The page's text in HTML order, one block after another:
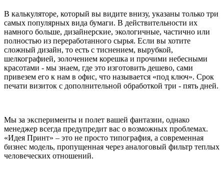
В калькуляторе, который вы видите внизу, указаны только три
самых популярных вида бумаги. В действительности их
намного больше, дизайнерские, экологичные, частично или
полностью из переработанного сырья. Если вы хотите
сложный дизайн, то есть с тиснением, вырубкой,
шелкографией, золочением корешка и прочими небесными
красотами - мы знаем, где это изготовить дешево, сами
привезем его к нам в офис, что называется «под ключ». Срок
печати визиток с дополнительной обработкой три - пять дней.
Мы за эксперименты и полет вашей фантазии, однако
менеджер всегда предупредит вас о возможных проблемах.
«Идея Принт» – это не просто типография, а современная
бизнес модель, пропущенная через аналоговый фильтр теплых
человеческих отношений.